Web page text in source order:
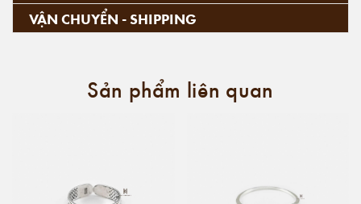
VẬN CHUYỂN - SHIPPING
Sản phẩm liên quan